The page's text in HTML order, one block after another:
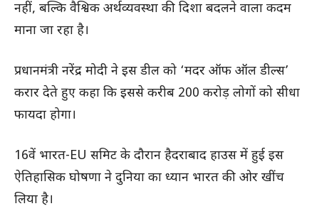
नहीं, बल्कि वैश्विक अर्थव्यवस्था की दिशा बदलने वाला कदम
माना जा रहा है।
प्रधानमंत्री नरेंद्र मोदी ने इस डील को ‘मदर ऑफ ऑल डील्स’
करार देते हुए कहा कि इससे करीब 200 करोड़ लोगों को सीधा
फायदा होगा।
16वें भारत-EU समिट के दौरान हैदराबाद हाउस में हुई इस
ऐतिहासिक घोषणा ने दुनिया का ध्यान भारत की ओर खींच
लिया है।